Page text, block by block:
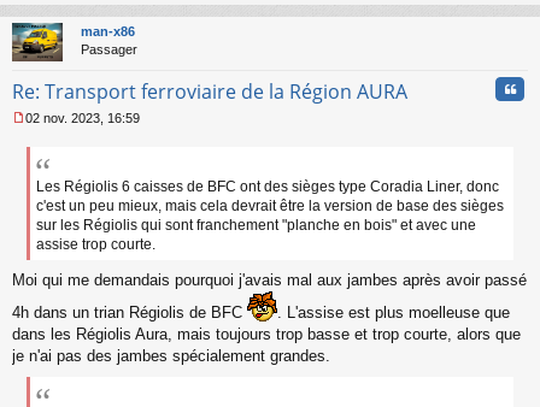
au
man-x86
Passager
Re: Transport ferroviaire de la Région AURA
e
n
o
l
u
02 nov. 2023, 16:59
Les Régiolis 6 caisses de BFC ont des sièges type Coradia Liner, donc
c'est un peu mieux, mais cela devrait être la version de base des sièges
sur les Régiolis qui sont franchement "planche en bois" et avec une
assise trop courte.
Moi qui me demandais pourquoi j'avais mal aux jambes après avoir passé
4h dans un trian Régiolis de BFC
. L'assise est plus moelleuse que
dans les Régiolis Aura, mais toujours trop basse et trop courte, alors que
je n'ai pas des jambes spécialement grandes.